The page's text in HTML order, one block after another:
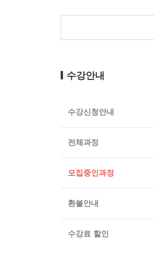
수강안내
수강신청안내
전체과정
모집중인과정
환불안내
수강료 할인